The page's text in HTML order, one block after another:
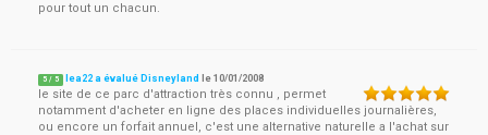
pour tout un chacun.
5 / 5 lea22 a évalué Disneyland le10/01/2008
le site de ce parc d'attraction très connu , permet
notamment d'acheter en ligne des places individuelles journalières,
ou encore un forfait annuel, c'est une alternative naturelle a l'achat sur